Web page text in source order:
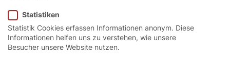
SST® N Therm.
Statistiken
Statistik Cookies erfassen Informationen anonym. Diese
Informationen helfen uns zu verstehen, wie unsere
Besucher unsere Website nutzen.